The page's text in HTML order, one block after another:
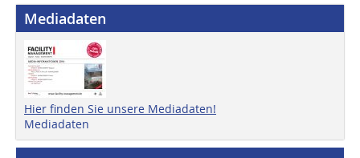
Mediadaten
Hier finden Sie unsere Mediadaten!
Mediadaten